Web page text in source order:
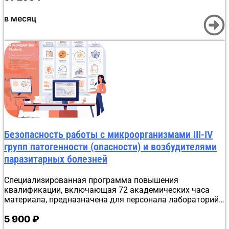
Вся техническая процедура занимает не более 30 минут,
что позволяет оперативно отправить готовый документ
слушателю и передать сведения в ФРДО.
в месяц
Безопасность работы с микроорганизмами III-IV
групп патогенности (опасности) и возбудителями
паразитарных болезней
Специализированная программа повышения
квалификации, включающая 72 академических часа
материала, предназначена для персонала лабораторий
ПБА. Заниматься можно полностью удаленно в
5 900₽